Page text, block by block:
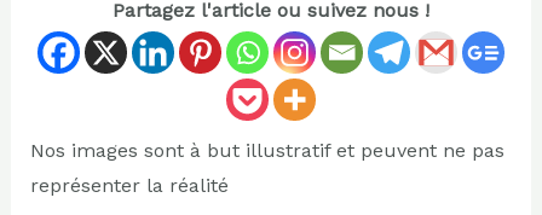
Partagez l'article ou suivez nous !
Nos images sont à but illustratif et peuvent ne pas
représenter la réalité